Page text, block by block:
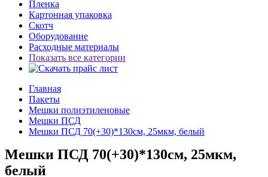
Пленка
Картонная упаковка
Скотч
Оборудование
Расходные материалы
Показать все категории
Главная
Пакеты
Мешки полиэтиленовые
Мешки ПСД
Мешки ПСД 70(+30)*130см, 25мкм, белый
Мешки ПСД 70(+30)*130см, 25мкм,
белый